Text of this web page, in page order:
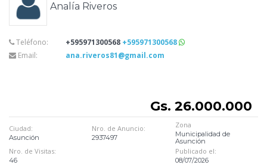
Analía Riveros
Teléfono: +595971300568 +595971300568
Email:
ana.riveros81@gmail.com
Gs. 26.000.000
Ciudad:
Asunción
Nro. de Anuncio:
2937497
Zona
Municipalidad de
Asunción
Nro. de Visitas:
46
Publicado el:
08/07/2026